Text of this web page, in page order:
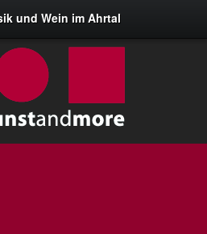
und Wein im Ahrtal